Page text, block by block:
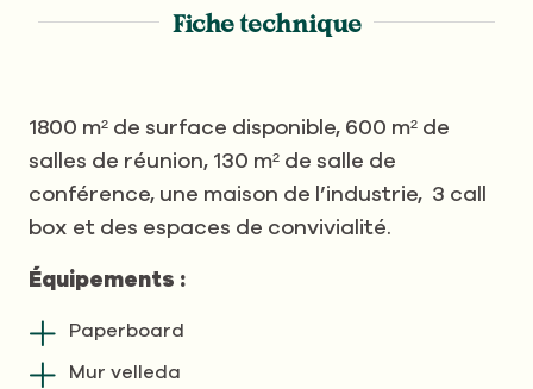
Fiche technique
1800 m² de surface disponible, 600 m² de
salles de réunion, 130 m² de salle de
conférence, une maison de l’industrie, 3 call
box et des espaces de convivialité.
Équipements :
Paperboard
Mur velleda